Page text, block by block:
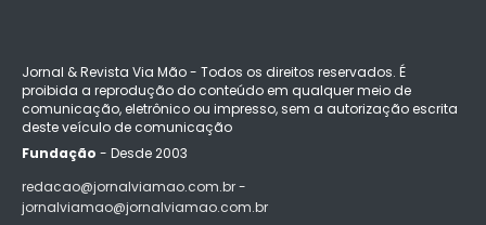
Jornal & Revista Via Mão - Todos os direitos reservados. É
proibida a reprodução do conteúdo em qualquer meio de
comunicação, eletrônico ou impresso, sem a autorização escrita
deste veículo de comunicação
Fundação - Desde 2003
redacao@jornalviamao.com.br -
jornalviamao@jornalviamao.com.br